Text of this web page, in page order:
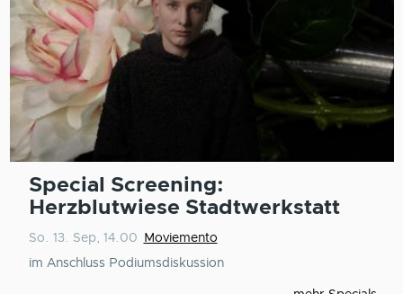
Special Screening:
Herzblutwiese Stadtwerkstatt
So. 13. Sep, 14.00
Moviemento
im Anschluss Podiumsdiskussion